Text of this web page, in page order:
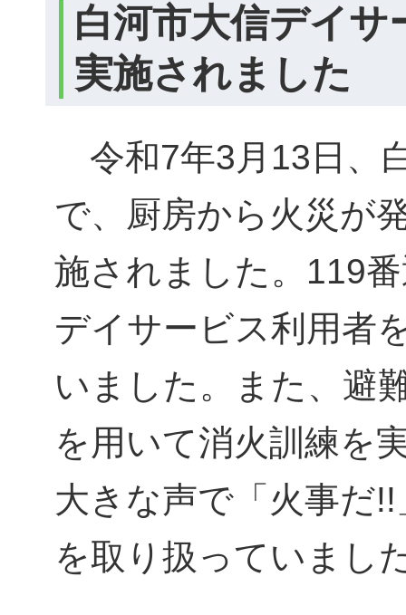
白河市大信デイ
実施されました
令和7年3月13日、
で、厨房から火災が
施されました。119
デイサービス利用者
いました。また、避
を用いて消火訓練を
大きな声で「火事だ
を取り扱っていまし